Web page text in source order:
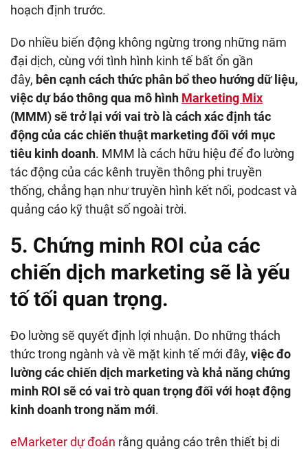
hoạch định trước.
Do nhiều biến động không ngừng trong những năm
đại dịch, cùng với tình hình kinh tế bất ổn gần
đây, bên cạnh cách thức phân bổ theo hướng dữ liệu,
việc dự báo thông qua mô hình Marketing Mix
(MMM) sẽ trở lại với vai trò là cách xác định tác
động của các chiến thuật marketing đối với mục
tiêu kinh doanh. MMM là cách hữu hiệu để đo lường
tác động của các kênh truyền thông phi truyền
thống, chẳng hạn như truyền hình kết nối, podcast và
quảng cáo kỹ thuật số ngoài trời.
5. Chứng minh ROI của các
chiến dịch marketing sẽ là yếu
tố tối quan trọng.
Đo lường sẽ quyết định lợi nhuận. Do những thách
thức trong ngành và về mặt kinh tế mới đây, việc đo
lường các chiến dịch marketing và khả năng chứng
minh ROI sẽ có vai trò quan trọng đối với hoạt động
kinh doanh trong năm mới.
eMarketer dự đoán rằng quảng cáo trên thiết bị di